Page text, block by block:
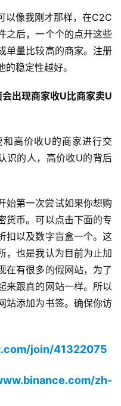
以像我刚才那样，在C2C
之后，一个个的点开这些
单量比较高的商家。注册
稳定性越好。
出现商家收U比商家卖U
高价收U的商家进行交
识的人，高价收U的背后
始第一次尝试如果你想购
货币。可以点击下面的专
扣以及数字盲盒一个。这
，也是我认为目前为止加
在有很多的假网站，为了
来跟真的网站一样。所以
站添加为书签。确保你访
join/41322075
zh-